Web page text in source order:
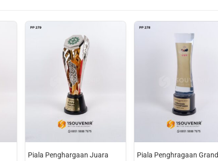
Piala Penghargaan Juara
Piala Penghragaan Grand